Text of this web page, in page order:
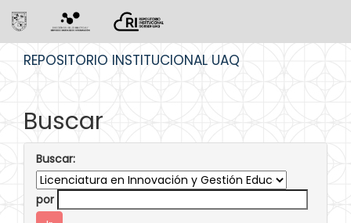
REPOSITORIO INSTITUCIONAL UAQ
Buscar
Buscar:
por